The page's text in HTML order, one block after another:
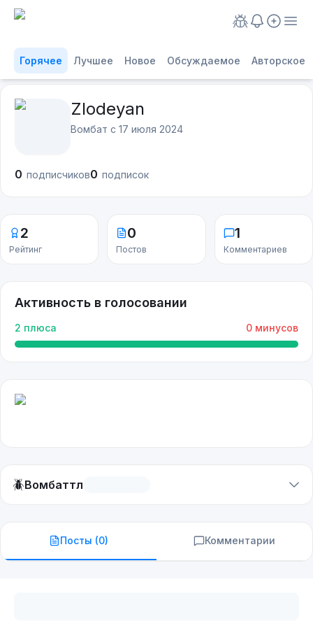
Горячее Лучшее Новое Обсуждаемое Авторское
Zlodeyan
Вомбат с 17 июля 2024
0 подписчиков0 подписок
2
Рейтинг
0
Постов
1
Комментариев
Активность в голосовании
2 плюса 0 минусов
🪲Вомбаттл
Посты (0) Комментарии